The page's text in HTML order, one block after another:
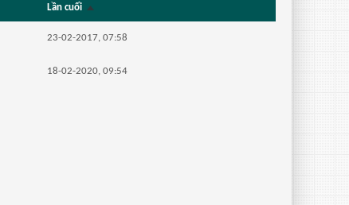
Lần cuối
23-02-2017, 07:58
18-02-2020, 09:54